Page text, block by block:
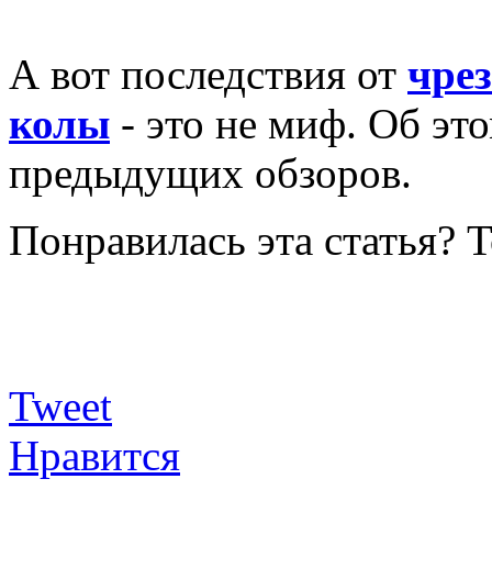
А вот последствия от
колы - это не миф. Об
предыдущих обзоров.
Понравилась эта статья?
Tweet
Нравится